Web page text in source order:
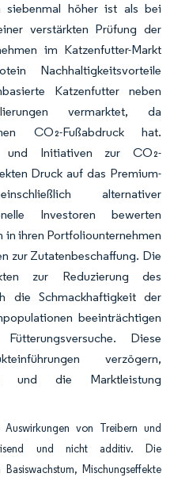
höher ist als bei
verstärkten Prüfung der
im Katzenfutter-Markt
Nachhaltigkeitsvorteile
Katzenfutter neben
vermarktet, da
CO₂-Fußabdruck hat.
und Initiativen zur CO₂-
Druck auf das Premium-
alternativer
Investoren bewerten
in ihren Portfoliounternehmen
zur Zutatenbeschaffung. Die
zur Reduzierung des
die Schmackhaftigkeit der
beeinträchtigen
Diese
verzögern,
und die Marktleistung
von Treibern und
und nicht additiv. Die
Mischungseffekte